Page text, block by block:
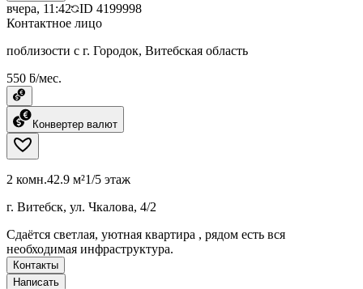
вчера, 11:42 ID 4199998
Контактное лицо
поблизости с г. Городок, Витебская область
550 ƃ/мес.
Конвертер валют
2 комн.42.9 м²1/5 этаж
г. Витебск, ул. Чкалова, 4/2
Сдаётся светлая, уютная квартира , рядом есть вся
необходимая инфраструктура.
Контакты
Написать